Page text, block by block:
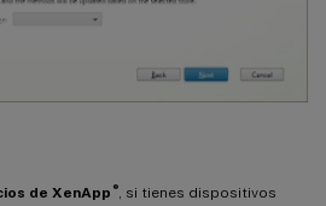
de XenApp ®, si tienes dispositivos